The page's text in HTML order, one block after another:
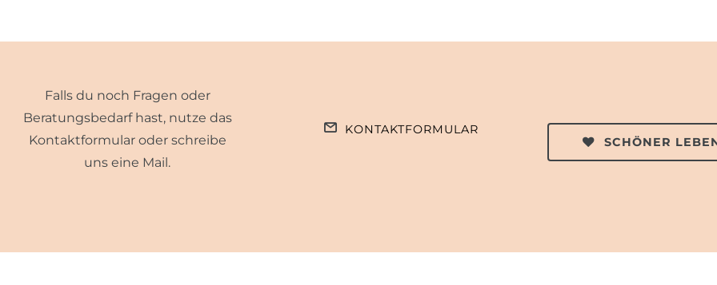
Falls du noch Fragen oder
Beratungsbedarf hast, nutze das
Kontaktformular oder schreibe
uns eine Mail.
KONTAKTFORMULAR
SCHÖNER